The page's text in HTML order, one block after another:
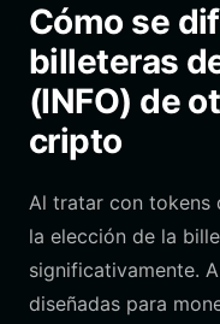
Cómo se
billeteras
(INFO) de
cripto
Al tratar con tokens
la elección de la
significativamente.
diseñadas para